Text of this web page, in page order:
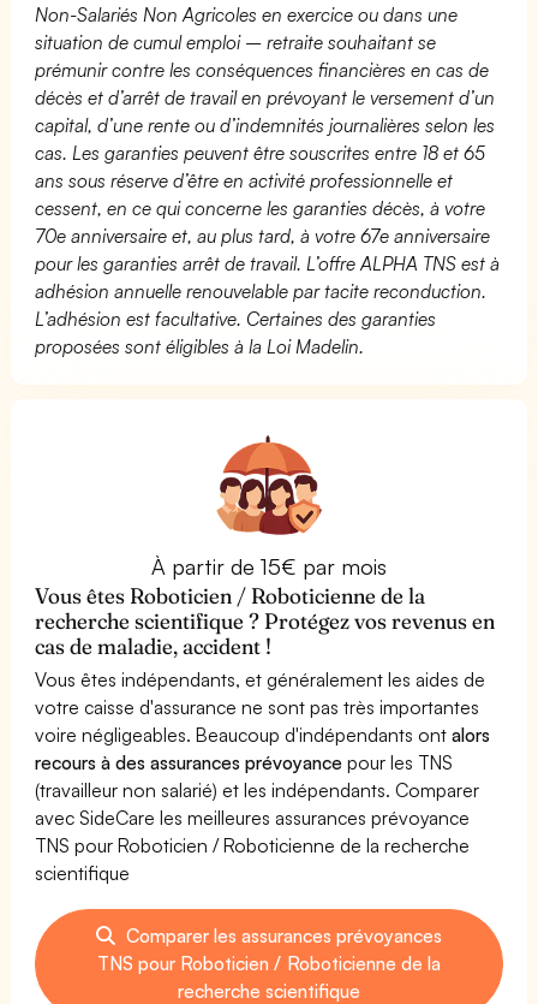
Non-Salariés Non Agricoles en exercice ou dans une
situation de cumul emploi – retraite souhaitant se
prémunir contre les conséquences financières en cas de
décès et d’arrêt de travail en prévoyant le versement d’un
capital, d’une rente ou d’indemnités journalières selon les
cas. Les garanties peuvent être souscrites entre 18 et 65
ans sous réserve d’être en activité professionnelle et
cessent, en ce qui concerne les garanties décès, à votre
70e anniversaire et, au plus tard, à votre 67e anniversaire
pour les garanties arrêt de travail. L’offre ALPHA TNS est à
adhésion annuelle renouvelable par tacite reconduction.
L’adhésion est facultative. Certaines des garanties
proposées sont éligibles à la Loi Madelin.
À partir de 15€ par mois
Vous êtes Roboticien / Roboticienne de la
recherche scientifique ? Protégez vos revenus en
cas de maladie, accident !
Vous êtes indépendants, et généralement les aides de
votre caisse d'assurance ne sont pas très importantes
voire négligeables. Beaucoup d'indépendants ontalors
recours à des assurances prévoyance pour les TNS
(travailleur non salarié) et les indépendants. Comparer
avec SideCare les meilleures assurances prévoyance
TNS pour Roboticien / Roboticienne de la recherche
scientifique
Comparer les assurances prévoyances
TNS pour Roboticien / Roboticienne de la
recherche scientifique